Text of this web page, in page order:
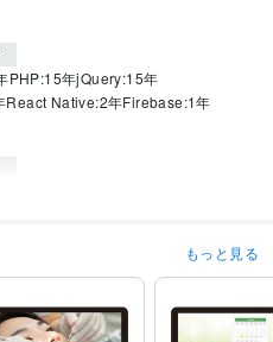
PHP:15年jQuery:15年
React Native:2年Firebase:1年
もっと見る